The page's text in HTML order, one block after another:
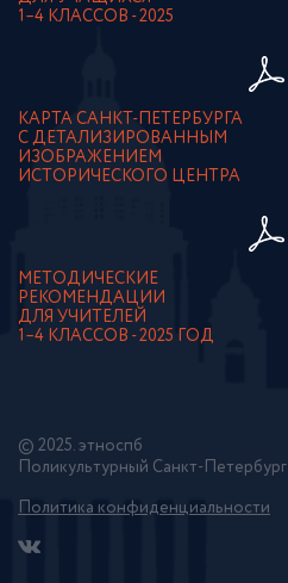
1–4 КЛАССОВ - 2025
КАРТА САНКТ-ПЕТЕРБУРГА
С ДЕТАЛИЗИРОВАННЫМ
ИЗОБРАЖЕНИЕМ
ИСТОРИЧЕСКОГО ЦЕНТРА
МЕТОДИЧЕСКИЕ
РЕКОМЕНДАЦИИ
ДЛЯ УЧИТЕЛЕЙ
1–4 КЛАССОВ - 2025 ГОД
© 2025. этноспб
Поликультурный Санкт-Петербург
Политика конфиденциальности